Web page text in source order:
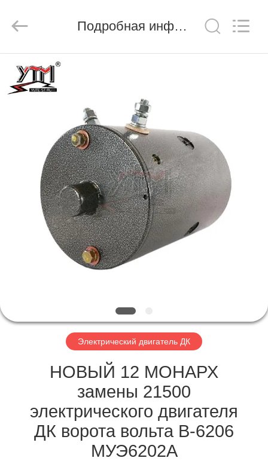
ДОМ
ПРОДУКТЫ
РОЛИКИ
ПУТЕШЕСТВИЕ
ФАБРИКИ
ПРОВЕРКА
КАЧЕСТВА
СВЯЖИТЕСЬ
Co.,
Reserved.
Подробная информация о продукте
Электрический двигатель ДК
НОВЫЙ 12 МОНАРХ
замены 21500
электрического двигателя
ДК ворота вольта В-6206
МУЭ6202А